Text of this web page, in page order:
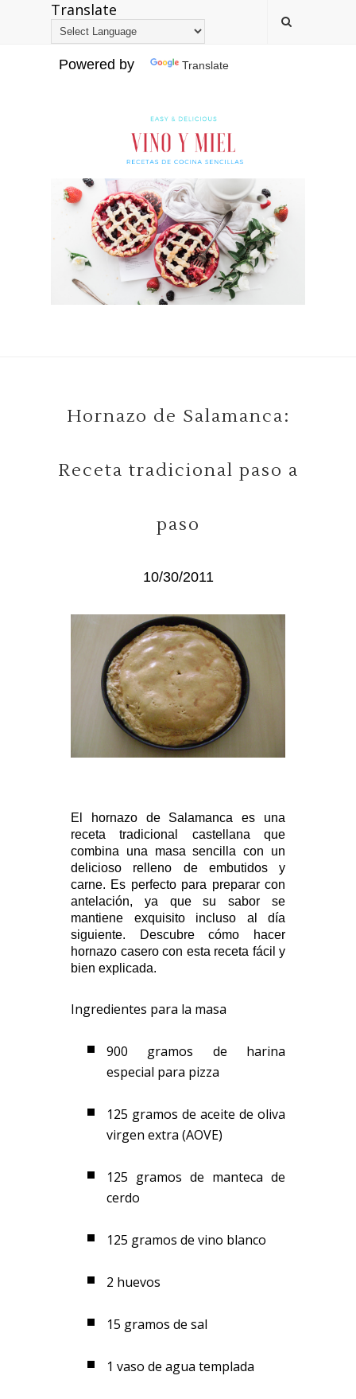
Translate
Powered by Translate
Hornazo de Salamanca:
Receta tradicional paso a
paso
10/30/2011
El hornazo de Salamanca es una
receta tradicional castellana que
combina una masa sencilla con un
delicioso relleno de embutidos y
carne. Es perfecto para preparar con
antelación, ya que su sabor se
mantiene exquisito incluso al día
siguiente. Descubre cómo hacer
hornazo casero con esta receta fácil y
bien explicada.
Ingredientes para la masa
900 gramos de harina
especial para pizza
125 gramos de aceite de oliva
virgen extra (AOVE)
125 gramos de manteca de
cerdo
125 gramos de vino blanco
2 huevos
15 gramos de sal
1 vaso de agua templada